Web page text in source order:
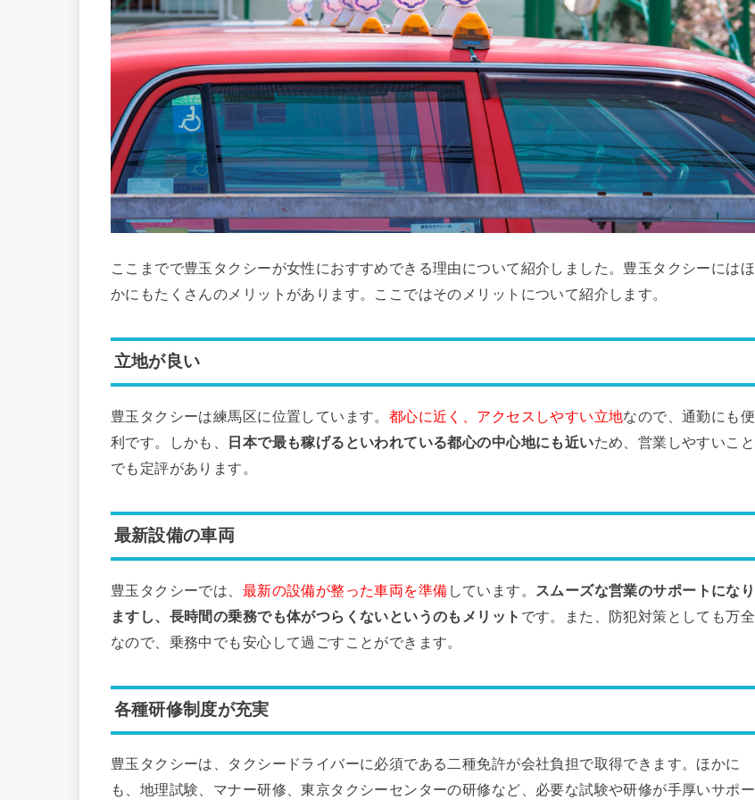
ここまでで豊玉タクシーが女性におすすめできる理由について紹介しました。豊玉タクシーにはほ
かにもたくさんのメリットがあります。ここではそのメリットについて紹介します。
立地が良い
豊玉タクシーは練馬区に位置しています。 都心に近く、アクセスしやすい立地なので、通勤にも便
利です。しかも、
日本で最も稼げるといわれている都心の中心地にも近いため、営業しやすいこと
でも定評があります。
最新設備の車両
豊玉タクシーでは、 最新の設備が整った車両を準備 しています。
スムーズな営業のサポートになり
ますし、長時間の乗務でも体がつらくないというのもメリット です。また、防犯対策としても万全
なので、乗務中でも安心して過ごすことができます。
各種研修制度が充実
豊玉タクシーは、タクシードライバーに必須である二種免許が会社負担で取得できます。ほかに
も、地理試験、マナー研修、東京タクシーセンターの研修など、必要な試験や研修が手厚いサポー